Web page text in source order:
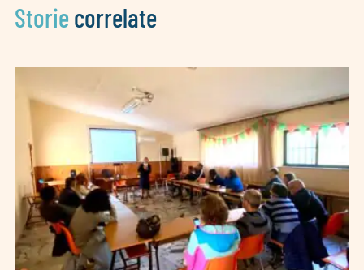
Storie correlate